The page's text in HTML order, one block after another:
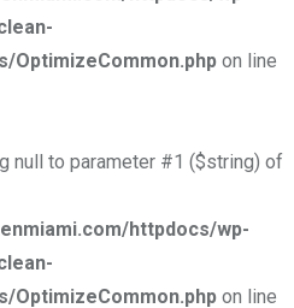
OptimizeCommon.php on line
null to parameter #1 ($string) of
httpdocs/wp-
OptimizeCommon.php on line